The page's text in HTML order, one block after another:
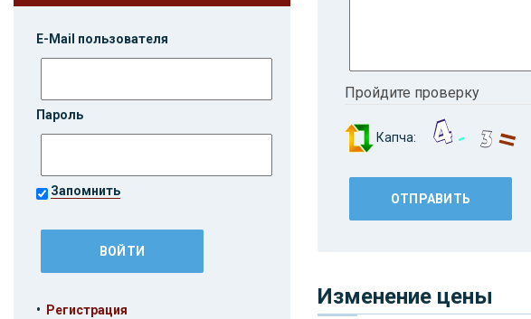
E-Mail пользователя
Пароль
Запомнить
• Регистрация
Пройдите проверку
Капча:
Изменение цены